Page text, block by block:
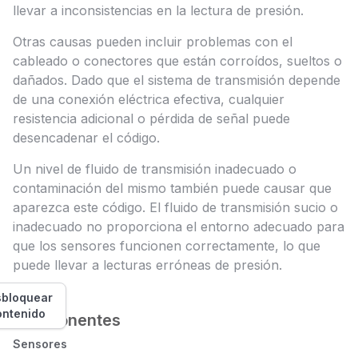
llevar a inconsistencias en la lectura de presión.
Otras causas pueden incluir problemas con el
cableado o conectores que están corroídos, sueltos o
dañados. Dado que el sistema de transmisión depende
de una conexión eléctrica efectiva, cualquier
resistencia adicional o pérdida de señal puede
desencadenar el código.
Un nivel de fluido de transmisión inadecuado o
contaminación del mismo también puede causar que
aparezca este código. El fluido de transmisión sucio o
inadecuado no proporciona el entorno adecuado para
que los sensores funcionen correctamente, lo que
puede llevar a lecturas erróneas de presión.
Componentes
Sensores